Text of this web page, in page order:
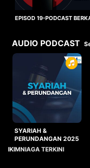
EPISOD 19-PODCAST
AUDIO PODCAST
SYARIAH &
PERUNDANGAN 2025
IKIMNIAGA TERKINI